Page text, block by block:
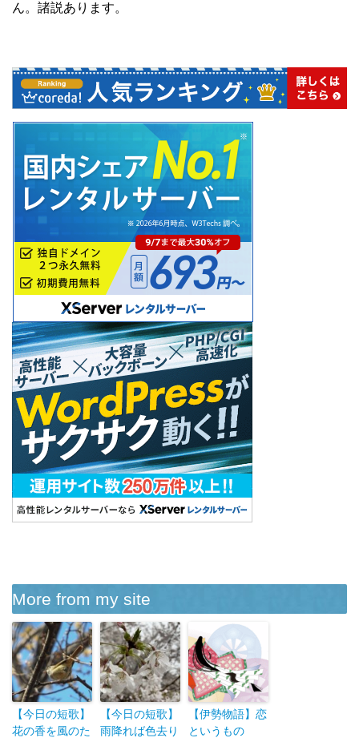
ん。諸説あります。
More from my site
【今日の短歌】
花の香を風のた
【今日の短歌】
雨降れば色去り
【伊勢物語】恋
というもの